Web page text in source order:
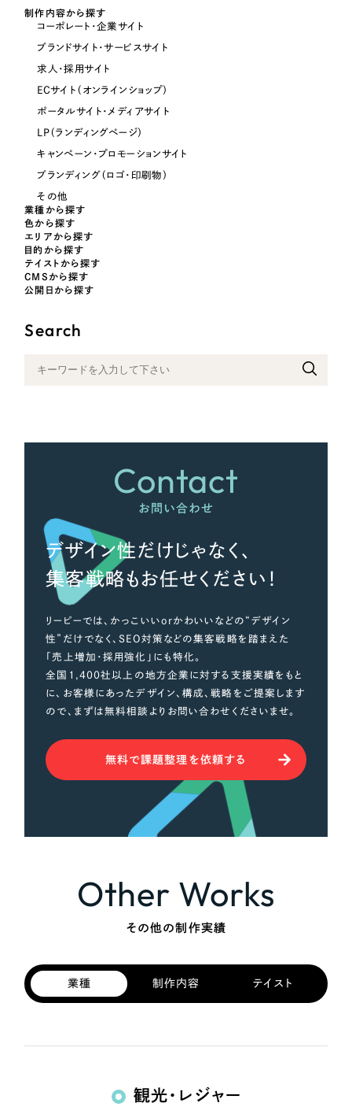
イエロー・黄色
グリーン・緑色
ブルー・青色
パープル・紫色
ピンク・桃色
制作内容から探す
コーポレート・企業サイト
ブランドサイト・サービスサイト
求人・採用サイト
ECサイト（オンラインショップ）
ポータルサイト・メディアサイト
LP（ランディングページ）
キャンペーン・プロモーションサイト
ブランディング（ロゴ・印刷物）
その他
業種から探す
色から探す
エリアから探す
目的から探す
テイストから探す
CMSから探す
公開日から探す
Search
Contact
お問い合わせ
デザイン性だけじゃなく、
集客戦略もお任せください！
リーピーでは、かっこいいorかわいいなどの“デザイン
性”だけでなく、SEO対策などの集客戦略を踏まえた
「売上増加・採用強化」にも特化。
全国1,400社以上の地方企業に対する支援実績をもと
に、お客様にあったデザイン、構成、戦略をご提案します
ので、まずは無料相談よりお問い合わせくださいませ。
無料で課題整理を依頼する
Other Works
その他の制作実績
業種 制作内容 テイスト
観光・レジャー